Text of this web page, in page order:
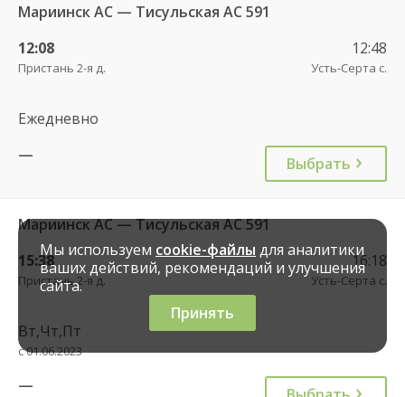
Мариинск АС — Тисульская АС 591
12:08
Пристань 2-я д.
12:48
Усть-Серта с.
Ежедневно
—
Выбрать
Мариинск АС — Тисульская АС 591
15:38
Пристань 2-я д.
16:18
Усть-Серта с.
Вт,Чт,Пт
с 01.06.2023
—
Мы используем cookie-файлы для аналитики
ваших действий, рекомендаций и улучшения
сайта.
Принять